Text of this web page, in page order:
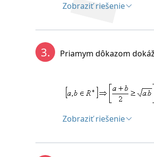
Zobraziť riešenie
Čo platí podľa
3. Priamym dôkazom
Zobraziť riešenie